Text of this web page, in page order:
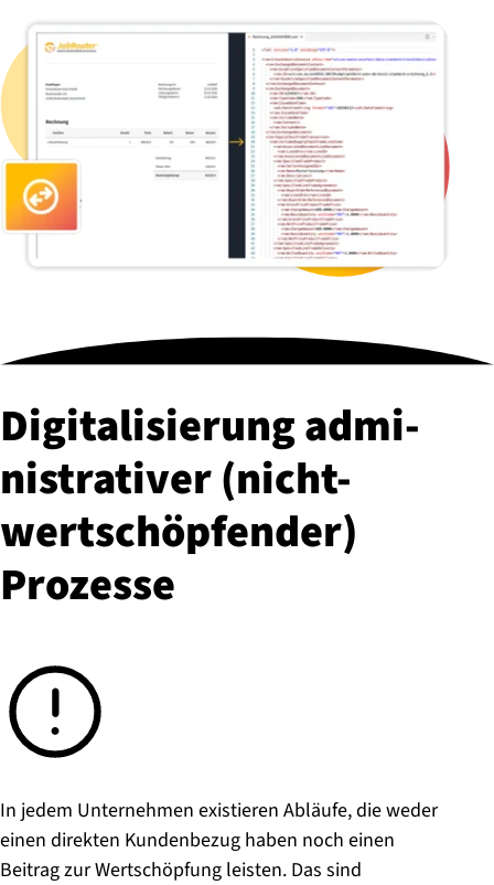
Di­gi­ta­li­sie­rung ad­mi­
nis­tra­ti­ver (nicht-
wert­schöp­fen­der)
Prozesse
In jedem Unternehmen existieren Abläufe, die weder
einen direkten Kundenbezug haben noch einen
Beitrag zur Wertschöpfung leisten. Das sind